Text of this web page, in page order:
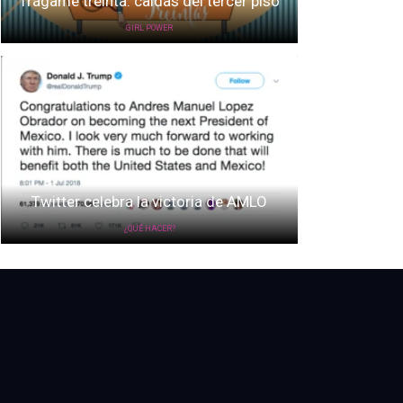
GIRL POWER
Twitter celebra la victoria de AMLO
¿QUÉ HACER?